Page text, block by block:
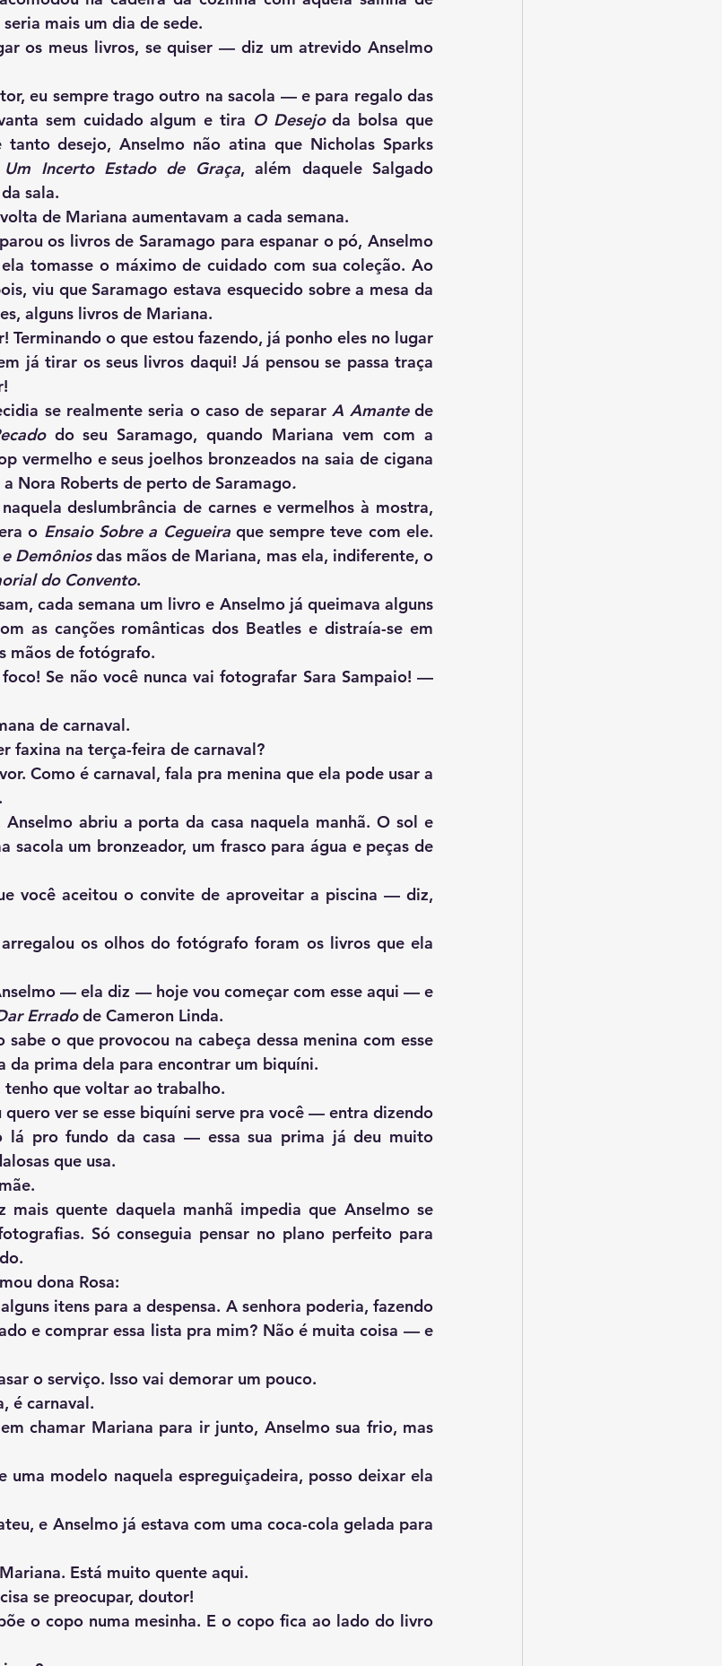
mais um dia de sede.
sem cuidado algum e tira O Desejo da bolsa que
desejo, Anselmo não atina que Nicholas Sparks
Um Incerto Estado de Graça, além daquele Salgado
sala.
pela volta de Mariana aumentavam a cada semana.
tomasse o máximo de cuidado com sua coleção. Ao
viu que Saramago estava esquecido sobre a mesa da
alguns livros de Mariana.
já tirar os seus livros daqui! Já pensou se passa traça
se decidia se realmente seria o caso de separar
A Amante de
do seu Saramago, quando Mariana vem com a
vermelho e seus joelhos bronzeados na saia de cigana
a Nora Roberts de perto de Saramago.
o Ensaio Sobre a Cegueira que sempre teve com ele.
Demônios das mãos de Mariana, mas ela, indiferente, o
do Convento.
as canções românticas dos Beatles e distraía-se em
mãos de fotógrafo.
a semana de carnaval.
querer faxina na terça-feira de carnaval?
sacola um bronzeador, um frasco para água e peças de
Errado de Cameron Linda.
da prima dela para encontrar um biquíni.
tenho que voltar ao trabalho.
lá pro fundo da casa — essa sua prima já deu muito
que usa.
mãe.
Só conseguia pensar no plano perfeito para
chamou dona Rosa:
e comprar essa lista pra mim? Não é muita coisa — e
vai atrasar o serviço. Isso vai demorar um pouco.
é carnaval.
você, Mariana. Está muito quente aqui.
precisa se preocupar, doutor!